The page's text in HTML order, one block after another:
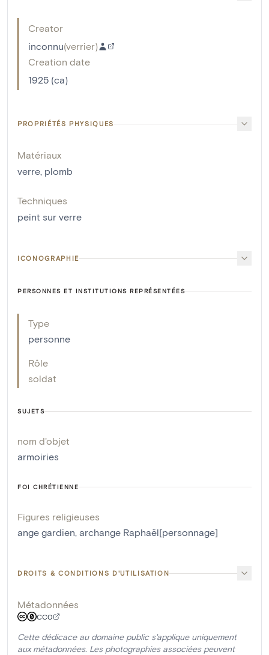
Creator
inconnu(verrier)
Creation date
1925 (ca)
PROPRIÉTÉS PHYSIQUES
Matériaux
verre, plomb
Techniques
peint sur verre
ICONOGRAPHIE
PERSONNES ET INSTITUTIONS REPRÉSENTÉES
Type
personne
Rôle
soldat
SUJETS
nom d'objet
armoiries
FOI CHRÉTIENNE
Figures religieuses
ange gardien, archange Raphaël[personnage]
DROITS & CONDITIONS D'UTILISATION
Métadonnées
CC0
Cette dédicace au domaine public s'applique uniquement
aux métadonnées. Les photographies associées peuvent